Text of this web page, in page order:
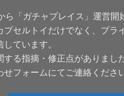
ら「ガチャプレイス」運営開
プセルトイだけでなく、プラ
ています。
する指摘・修正点がありまし
せフォームにてご連絡ください